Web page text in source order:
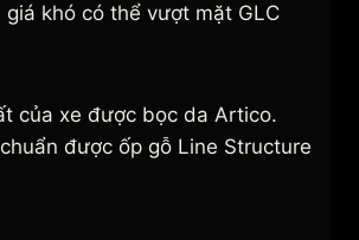
khó có thể vượt mặt GLC
của xe được bọc da Artico.
được ốp gỗ Line Structure